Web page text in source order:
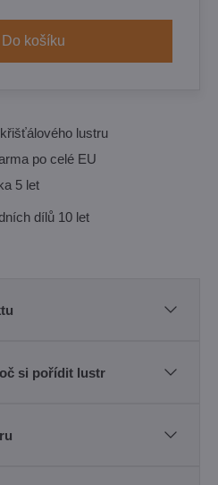
Do košíku
lustru
po celé EU
5 let
dílů 10 let
si pořídit lustr